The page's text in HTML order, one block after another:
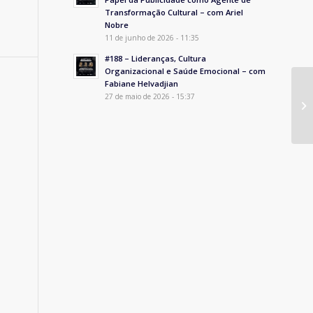
Transformação Cultural – com Ariel
Nobre
11 de junho de 2026 - 11:35
#188 – Lideranças, Cultura
Organizacional e Saúde Emocional – com
Fabiane Helvadjian
27 de maio de 2026 - 15:37